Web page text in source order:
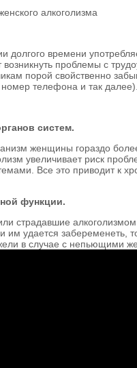
алкоголизма
времени
возникнуть проблемы с
порой свойственно
телефона и так
систем.
женщины гораздо
увеличивает риск
Все это приводит к
функции.
страдавшие алкоголизмом,
удается забеременеть,
в случае с непьющими